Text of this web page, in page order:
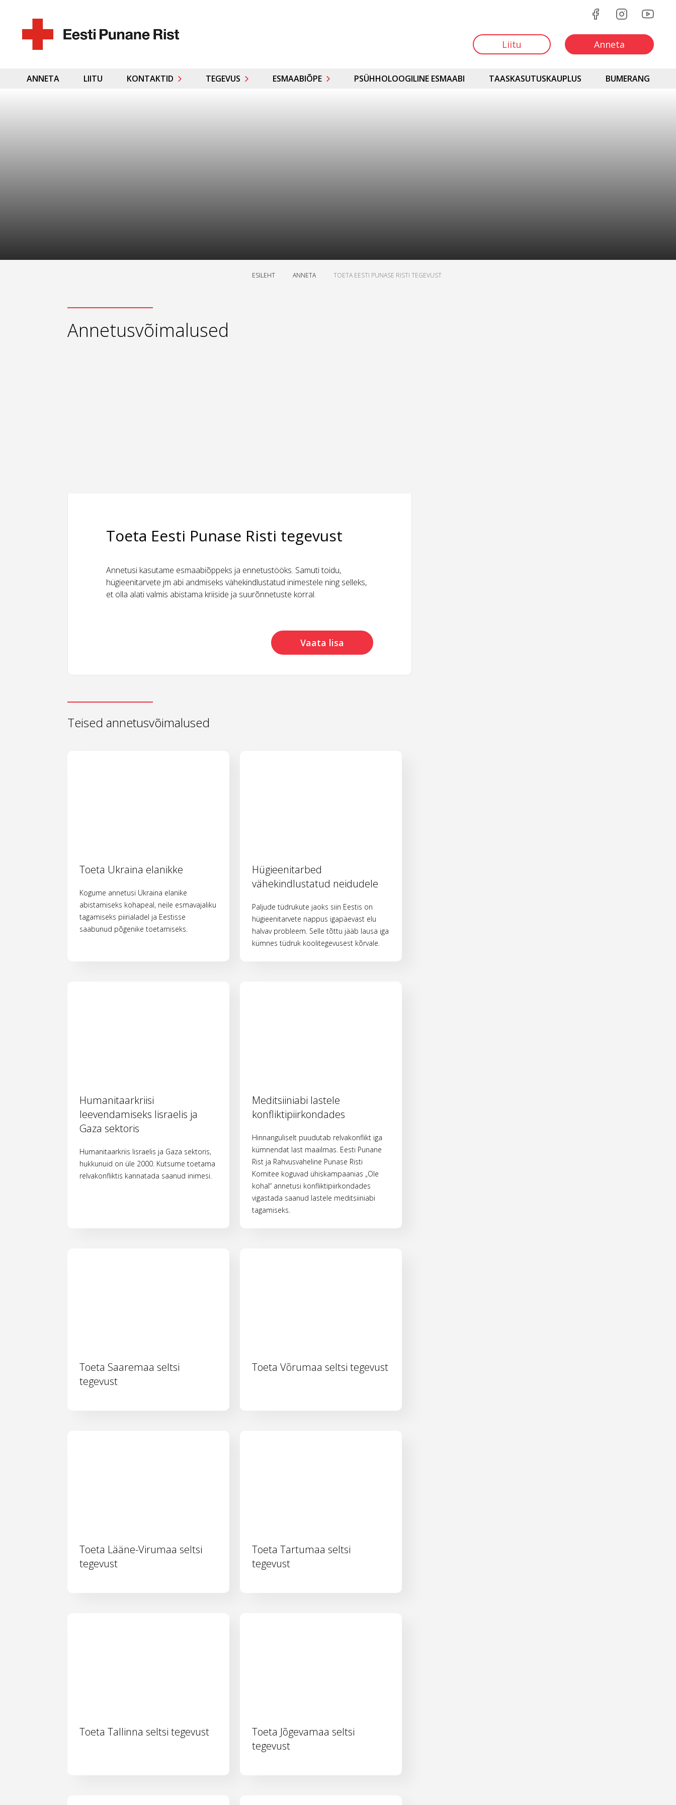
Liitu Anneta
ANNETA LIITU KONTAKTID TEGEVUS ESMAABIÕPE PSÜHHOLOOGILINE ESMAABI TAASKASUTUSKAUPLUS BUMERANG
ESILEHT ANNETA TOETA EESTI PUNASE RISTI TEGEVUST
Annetusvõimalused
Toeta Eesti Punase Risti tegevust
Annetusi kasutame esmaabiõppeks ja ennetustööks. Samuti toidu,
hügieenitarvete jm abi andmiseks vähekindlustatud inimestele ning selleks,
et olla alati valmis abistama kriiside ja suurõnnetuste korral.
Vaata lisa
Teised annetusvõimalused
Toeta Ukraina elanikke
Kogume annetusi Ukraina elanike
abistamiseks kohapeal, neile esmavajaliku
tagamiseks piirialadel ja Eestisse
saabunud põgenike toetamiseks.
Hügieenitarbed
vähekindlustatud neidudele
Paljude tüdrukute jaoks siin Eestis on
hügieenitarvete nappus igapäevast elu
halvav probleem. Selle tõttu jääb lausa iga
kümnes tüdruk koolitegevusest kõrvale.
Humanitaarkriisi
leevendamiseks Iisraelis ja
Gaza sektoris
Humanitaarkriis Iisraelis ja Gaza sektoris,
hukkunuid on üle 2000. Kutsume toetama
relvakonfliktis kannatada saanud inimesi.
Meditsiiniabi lastele
konfliktipiirkondades
Hinnanguliselt puudutab relvakonflikt iga
kümnendat last maailmas. Eesti Punane
Rist ja Rahvusvaheline Punase Risti
Komitee koguvad ühiskampaanias „Ole
kohal“ annetusi konfliktipiirkondades
vigastada saanud lastele meditsiiniabi
tagamiseks.
Toeta Saaremaa seltsi
tegevust
Toeta Võrumaa seltsi tegevust
Toeta Lääne-Virumaa seltsi
tegevust
Toeta Tartumaa seltsi
tegevust
Toeta Tallinna seltsi tegevust
Toeta Jõgevamaa seltsi
tegevust